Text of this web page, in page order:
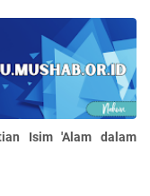
Isim 'Alam dalam